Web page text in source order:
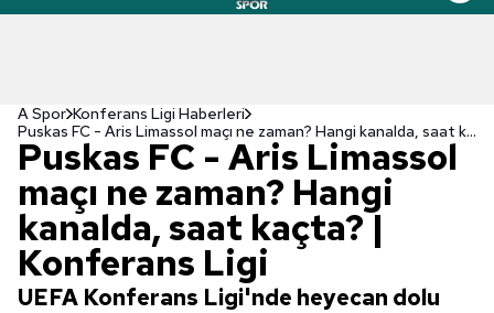
A Spor Konferans Ligi Haberleri
Puskas FC - Aris Limassol maçı ne zaman? Hangi kanalda, saat kaçta? | Konferans Ligi
Puskas FC - Aris Limassol
maçı ne zaman? Hangi
kanalda, saat kaçta? |
Konferans Ligi
UEFA Konferans Ligi'nde heyecan dolu